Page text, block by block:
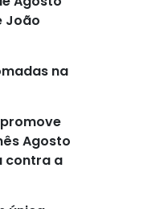
João
na
Agosto
contra a